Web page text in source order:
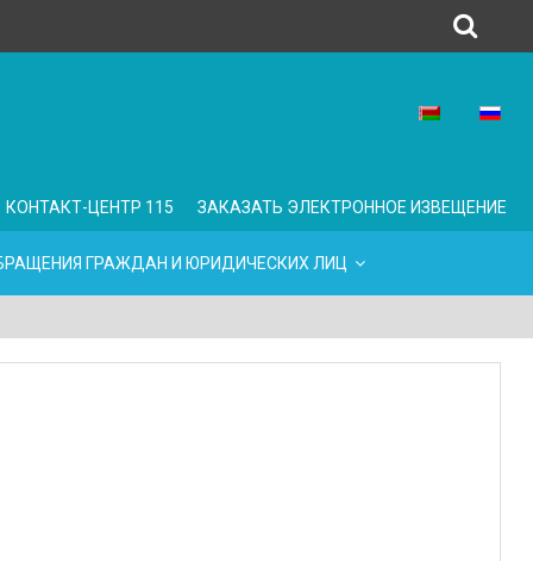
КОНТАКТ-ЦЕНТР 115 ЗАКАЗАТЬ ЭЛЕКТРОННОЕ ИЗВЕЩЕНИЕ
ГРАЖДАН И ЮРИДИЧЕСКИХ ЛИЦ